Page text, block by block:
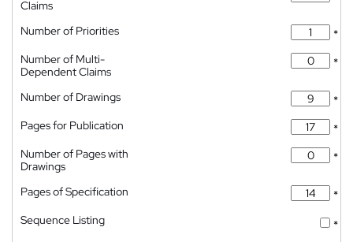
Claims
Number of Priorities
*
Number of Multi-
Dependent Claims
*
Number of Drawings
*
Pages for Publication
*
Number of Pages with
Drawings
*
Pages of Specification
*
Sequence Listing
*